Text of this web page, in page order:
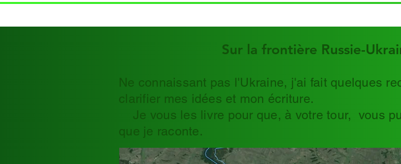
Sur la frontière Russie-
Ne connaissant pas l'Ukraine, j'ai fait quelques
clarifier mes idées et mon écriture.
Je vous les livre pour que, à votre tour, vous
que je raconte.